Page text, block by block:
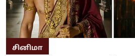
சினிமா